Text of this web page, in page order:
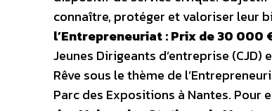
connaître, protéger et valoriser leur
l’Entrepreneuriat : Prix de 30 000
Jeunes Dirigeants d’entreprise
Rêve sous le thème de
Parc des Expositions à Nantes. Pour